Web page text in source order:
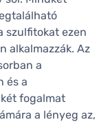
szulfitokat ezen
alkalmazzák. Az
a
és a
fogalmat
a lényeg az,